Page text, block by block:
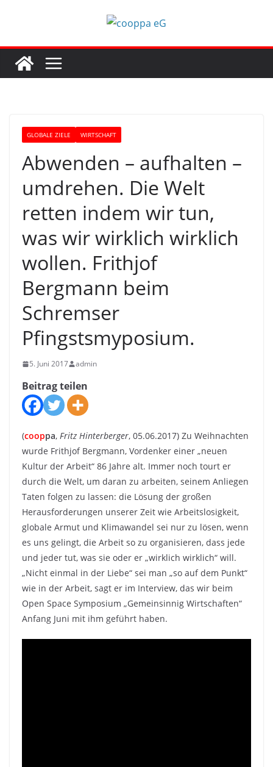
GLOBALE ZIELE WIRTSCHAFT
Abwenden – aufhalten –
umdrehen. Die Welt
retten indem wir tun,
was wir wirklich wirklich
wollen. Frithjof
Bergmann beim
Schremser
Pfingstsmyposium.
5. Juni 2017 admin
Beitrag teilen
(cooppa, Fritz Hinterberger, 05.06.2017) Zu Weihnachten
wurde Frithjof Bergmann, Vordenker einer „neuen
Kultur der Arbeit“ 86 Jahre alt. Immer noch tourt er
durch die Welt, um daran zu arbeiten, seinem Anliegen
Taten folgen zu lassen: die Lösung der großen
Herausforderungen unserer Zeit wie Arbeitslosigkeit,
globale Armut und Klimawandel sei nur zu lösen, wenn
es uns gelingt, die Arbeit so zu organisieren, dass jede
und jeder tut, was sie oder er „wirklich wirklich“ will.
„Nicht einmal in der Liebe“ sei man „so auf dem Punkt“
wie in der Arbeit, sagt er im Interview, das wir beim
Open Space Symposium „Gemeinsinnig Wirtschaften“
Anfang Juni mit ihm geführt haben.